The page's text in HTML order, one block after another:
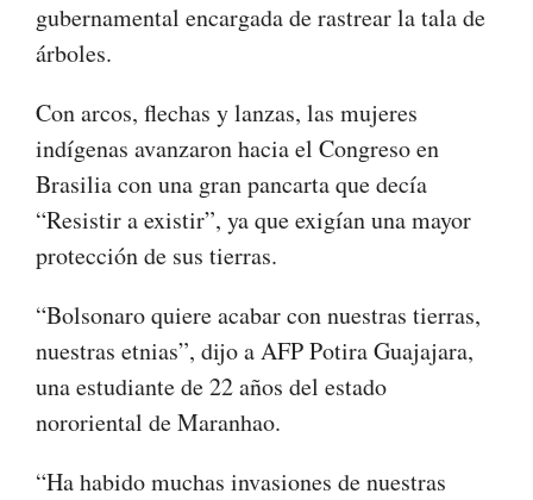
gubernamental encargada de rastrear la tala de
árboles.
Con arcos, flechas y lanzas, las mujeres
indígenas avanzaron hacia el Congreso en
Brasilia con una gran pancarta que decía
“Resistir a existir”, ya que exigían una mayor
protección de sus tierras.
“Bolsonaro quiere acabar con nuestras tierras,
nuestras etnias”, dijo a AFP Potira Guajajara,
una estudiante de 22 años del estado
nororiental de Maranhao.
“Ha habido muchas invasiones de nuestras